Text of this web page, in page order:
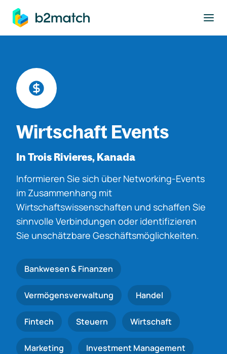
springen
Wirtschaft Events
In Trois Rivieres, Kanada
Informieren Sie sich über Networking-Events
im Zusammenhang mit
Wirtschaftswissenschaften und schaffen Sie
sinnvolle Verbindungen oder identifizieren
Sie unschätzbare Geschäftsmöglichkeiten.
Bankwesen & Finanzen
Vermögensverwaltung Handel
Fintech Steuern Wirtschaft
Marketing Investment Management